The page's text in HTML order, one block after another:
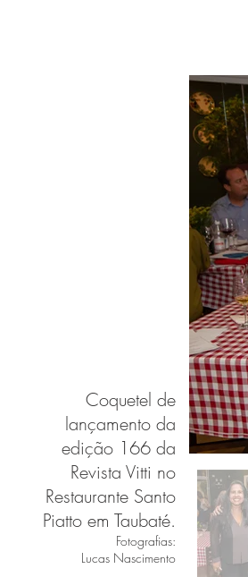
Coquetel de
lançamento da
edição 166 da
Revista Vitti no
Restaurante Santo
Piatto em Taubaté.
Fotografias:
Lucas Nascimento